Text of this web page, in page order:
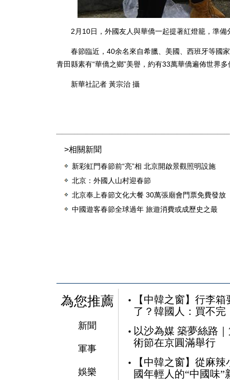
2月10日，外國友人與華僑一起提著紅燈籠，準備
春節臨近，40余名來自希臘、美國、西班牙等國家
青田縣素有“華僑之鄉”美譽，約有33萬華僑遍佈世界
新華社記者 黃宗治 攝
>相關新聞
新彩虹門春節前“亮”相 北京開啟景觀照明設施
北京：外國人山村迎春節
北京奉上春節文化大餐 30萬張廟會門票免費發放
中國遊客春節全球過年 旅遊消費或成歷史之最
為您推薦
新聞
軍事
娛樂
【中韓之窗】行李
了？韓國人：買不完
以沙為媒 築夢絲路
術節在京圓滿舉行
【中韓之窗】從麻
國年輕人的“中國味”